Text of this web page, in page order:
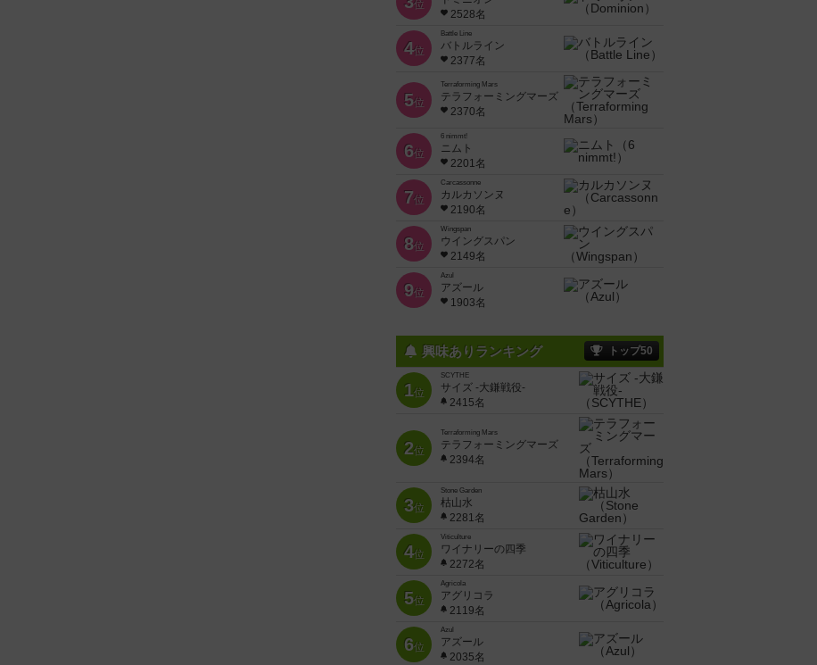
位
2528名
4位
Battle Line
バトルライン
2377名
5位
Terraforming Mars
テラフォーミングマーズ
2370名
6位
6 nimmt!
ニムト
2201名
7位
Carcassonne
カルカソンヌ
2190名
8位
Wingspan
ウイングスパン
2149名
9位
Azul
アズール
1903名
興味ありランキング トップ50
1位
SCYTHE
サイズ -大鎌戦役-
2415名
2位
Terraforming Mars
テラフォーミングマーズ
2394名
3位
Stone Garden
枯山水
2281名
4位
Viticulture
ワイナリーの四季
2272名
5位
Agricola
アグリコラ
2119名
6位
Azul
アズール
2035名